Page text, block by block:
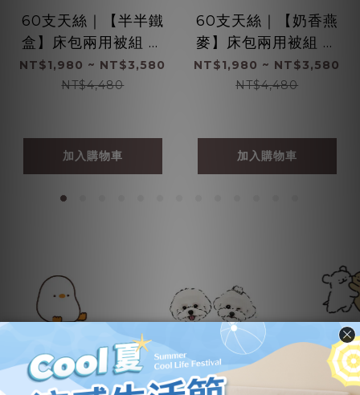
60支天絲｜【半半鐵
盒】床包兩用被組 ｜
100%萊賽爾纖維
NT$1,980 ~ NT$3,580
NT$4,480
加入購物車
60支天絲｜【奶香燕
麥】床包兩用被組 ｜
100%萊賽爾纖維
NT$1,980 ~ NT$3,580
NT$4,480
加入購物車